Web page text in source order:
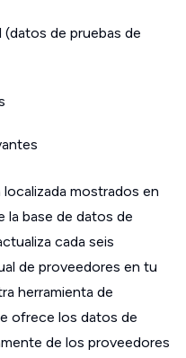
(datos de pruebas de
mostrados en
la base de datos de
cada seis
de proveedores en tu
herramienta de
ofrece los datos de
de los proveedores